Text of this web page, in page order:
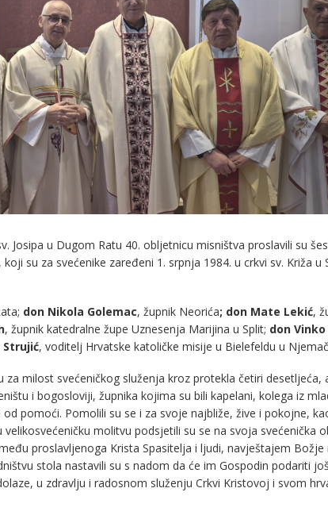
Josipa u Dugom Ratu 40. obljetnicu misništva proslavili su
su za svećenike zaređeni 1. srpnja 1984. u crkvi sv. Križa u
don Nikola Golemac, župnik Neorića; don Mate Lekić,
, župnik katedralne župe Uznesenja Marijina u Split; don
Strujić, voditelj Hrvatske katoličke misije u Bielefeldu u
za milost svećeničkog služenja kroz protekla četiri desetljeća,
i bogosloviji, župnika kojima su bili kapelani, kolega iz
pomoći. Pomolili su se i za svoje najbliže, žive i pokojne,
molitvu podsjetili su se na svoja svećenička
proslavljenoga Krista Spasitelja i ljudi, navještajem Božje
stola nastavili su s nadom da će im Gospodin podariti
u zdravlju i radosnom služenju Crkvi Kristovoj i svom